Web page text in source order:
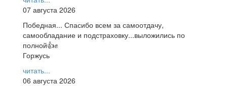
07 августа 2026
Победная... Спасибо всем за самоотдачу,
самообладание и подстраховку...выложились по
полной👍✊
Горжусь
читать...
06 августа 2026